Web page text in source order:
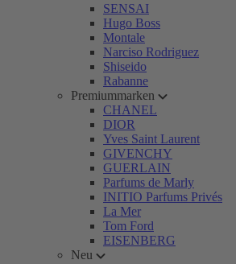
SENSAI
Hugo Boss
Montale
Narciso Rodriguez
Shiseido
Rabanne
Premiummarken
CHANEL
DIOR
Yves Saint Laurent
GIVENCHY
GUERLAIN
Parfums de Marly
INITIO Parfums Privés
La Mer
Tom Ford
EISENBERG
Neu